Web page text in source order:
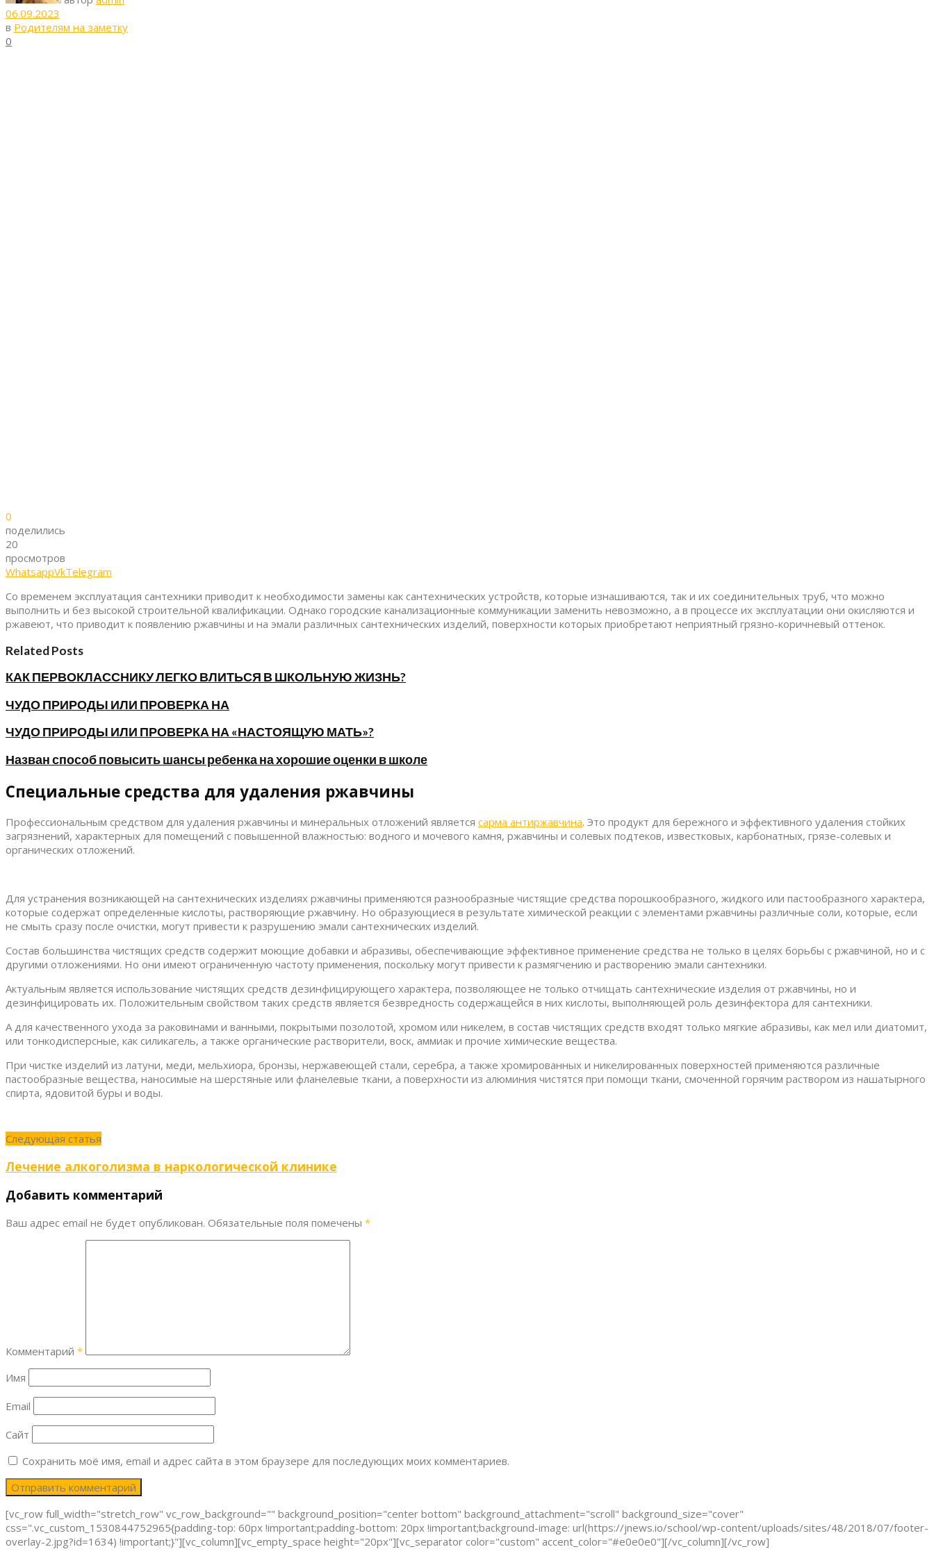
06.09.2023
в Родителям на заметку
0
0
поделились
20
просмотров
WhatsappVkTelegram
Со временем эксплуатация сантехники приводит к необходимости замены как сантехнических устройств, которые изнашиваются, так и их соединительных труб, что можно
выполнить и без высокой строительной квалификации. Однако городские канализационные коммуникации заменить невозможно, а в процессе их эксплуатации они окисляются и
ржавеют, что приводит к появлению ржавчины и на эмали различных сантехнических изделий, поверхности которых приобретают неприятный грязно-коричневый оттенок.
Related Posts
КАК ПЕРВОКЛАССНИКУ ЛЕГКО ВЛИТЬСЯ В ШКОЛЬНУЮ ЖИЗНЬ?
ЧУДО ПРИРОДЫ ИЛИ ПРОВЕРКА НА
ЧУДО ПРИРОДЫ ИЛИ ПРОВЕРКА НА «НАСТОЯЩУЮ МАТЬ»?
Назван способ повысить шансы ребенка на хорошие оценки в школе
Специальные средства для удаления ржавчины
Профессиональным средством для удаления ржавчины и минеральных отложений является сарма антиржавчина. Это продукт для бережного и эффективного удаления стойких
загрязнений, характерных для помещений с повышенной влажностью: водного и мочевого камня, ржавчины и солевых подтеков, известковых, карбонатных, грязе-солевых и
органических отложений.
Для устранения возникающей на сантехнических изделиях ржавчины применяются разнообразные чистящие средства порошкообразного, жидкого или пастообразного характера,
которые содержат определенные кислоты, растворяющие ржавчину. Но образующиеся в результате химической реакции с элементами ржавчины различные соли, которые, если
не смыть сразу после очистки, могут привести к разрушению эмали сантехнических изделий.
Состав большинства чистящих средств содержит моющие добавки и абразивы, обеспечивающие эффективное применение средства не только в целях борьбы с ржавчиной, но и с
другими отложениями. Но они имеют ограниченную частоту применения, поскольку могут привести к размягчению и растворению эмали сантехники.
Актуальным является использование чистящих средств дезинфицирующего характера, позволяющее не только отчищать сантехнические изделия от ржавчины, но и
дезинфицировать их. Положительным свойством таких средств является безвредность содержащейся в них кислоты, выполняющей роль дезинфектора для сантехники.
А для качественного ухода за раковинами и ванными, покрытыми позолотой, хромом или никелем, в состав чистящих средств входят только мягкие абразивы, как мел или диатомит,
или тонкодисперсные, как силикагель, а также органические растворители, воск, аммиак и прочие химические вещества.
При чистке изделий из латуни, меди, мельхиора, бронзы, нержавеющей стали, серебра, а также хромированных и никелированных поверхностей применяются различные
пастообразные вещества, наносимые на шерстяные или фланелевые ткани, а поверхности из алюминия чистятся при помощи ткани, смоченной горячим раствором из нашатырного
спирта, ядовитой буры и воды.
Следующая статья
Лечение алкоголизма в наркологической клинике
Добавить комментарий
Ваш адрес email не будет опубликован. Обязательные поля помечены *
Комментарий *
Имя
Email
Сайт
Сохранить моё имя, email и адрес сайта в этом браузере для последующих моих комментариев.
[vc_row full_width="stretch_row" vc_row_background="" background_position="center bottom" background_attachment="scroll" background_size="cover"
css=".vc_custom_1530844752965{padding-top: 60px !important;padding-bottom: 20px !important;background-image: url(https://jnews.io/school/wp-content/uploads/sites/48/2018/07/footer-
overlay-2.jpg?id=1634) !important;}"][vc_column][vc_empty_space height="20px"][vc_separator color="custom" accent_color="#e0e0e0"][/vc_column][/vc_row]